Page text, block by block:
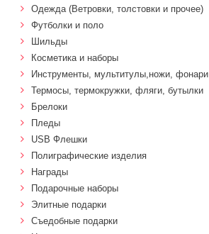
Одежда (Ветровки, толстовки и прочее)
Футболки и поло
Шильды
Косметика и наборы
Инструменты, мультитулы,ножи, фонари
Термосы, термокружки, фляги, бутылки
Брелоки
Пледы
USB Флешки
Полиграфические изделия
Награды
Подарочные наборы
Элитные подарки
Cъедобные подарки